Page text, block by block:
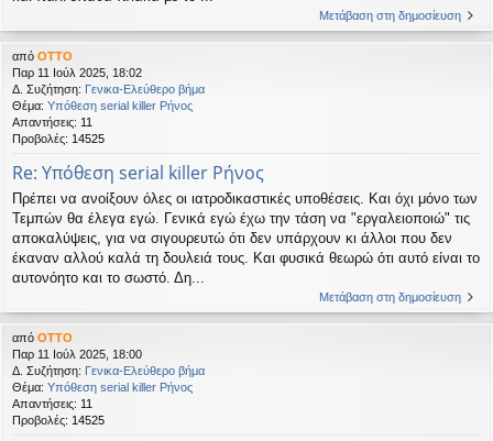
Μετάβαση στη δημοσίευση
από OTTO
Παρ 11 Ιούλ 2025, 18:02
Δ. Συζήτηση: Γενικα-Ελεύθερο βήμα
Θέμα: Υπόθεση serial killer Ρήνος
Απαντήσεις: 11
Προβολές: 14525
Re: Υπόθεση serial killer Ρήνος
Πρέπει να ανοίξουν όλες οι ιατροδικαστικές υποθέσεις. Και όχι μόνο των
Τεμπών θα έλεγα εγώ. Γενικά εγώ έχω την τάση να "εργαλειοποιώ" τις
αποκαλύψεις, για να σιγουρευτώ ότι δεν υπάρχουν κι άλλοι που δεν
έκαναν αλλού καλά τη δουλειά τους. Και φυσικά θεωρώ ότι αυτό είναι το
αυτονόητο και το σωστό. Δη...
Μετάβαση στη δημοσίευση
από OTTO
Παρ 11 Ιούλ 2025, 18:00
Δ. Συζήτηση: Γενικα-Ελεύθερο βήμα
Θέμα: Υπόθεση serial killer Ρήνος
Απαντήσεις: 11
Προβολές: 14525